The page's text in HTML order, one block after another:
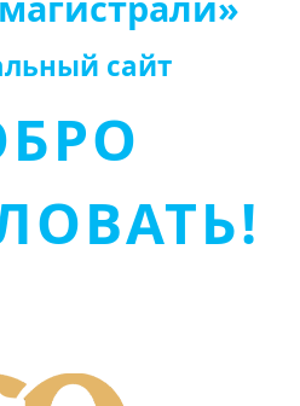
сайт